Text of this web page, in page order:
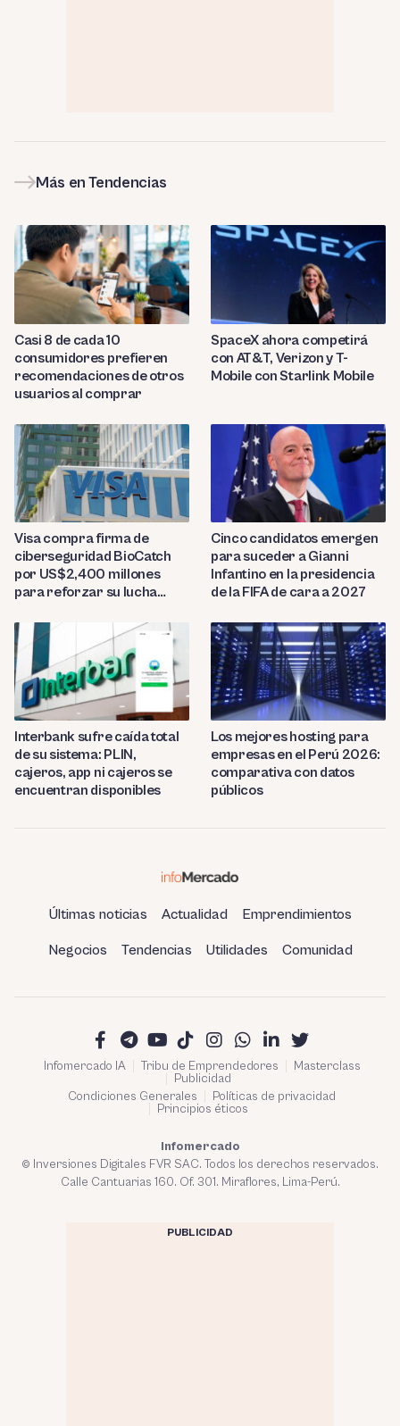
Más en Tendencias
Casi 8 de cada 10
consumidores prefieren
recomendaciones de otros
usuarios al comprar
SpaceX ahora competirá
con AT&T, Verizon y T-
Mobile con Starlink Mobile
Visa compra firma de
ciberseguridad BioCatch
por US$2,400 millones
para reforzar su lucha
Cinco candidatos emergen
para suceder a Gianni
Infantino en la presidencia
de la FIFA de cara a 2027
Interbank sufre caída total
de su sistema: PLIN,
cajeros, app ni cajeros se
encuentran disponibles
Los mejores hosting para
empresas en el Perú 2026:
comparativa con datos
públicos
Últimas noticias Actualidad Emprendimientos
Negocios Tendencias Utilidades Comunidad
Infomercado IA Tribu de Emprendedores
Masterclass
Publicidad
Condiciones Generales
Políticas de privacidad
Principios éticos
Infomercado
© Inversiones Digitales FVR SAC. Todos los derechos reservados.
Calle Cantuarias 160. Of. 301. Miraflores, Lima-Perú.
PUBLICIDAD